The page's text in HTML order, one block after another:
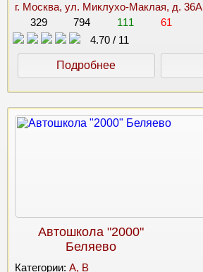
г. Москва, ул. Миклухо-Маклая, д. 36А
329
794 111
61
4.70 / 11
Подробнее
Автошкола "2000"
Беляево
Категории: A, B